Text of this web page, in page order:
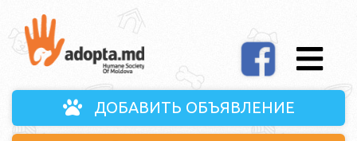
ДОБАВИТЬ ОБЪЯВЛЕНИЕ